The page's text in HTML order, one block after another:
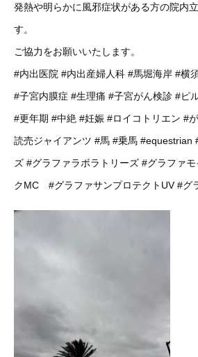
発熱や明らかに風邪症状がある方の院内
す。
ご協力をお願いいたします。
#内出医院 #内出産婦人科 #馬堀海岸 #横
#子宮内膜症 #生理痛 #子宮がん検診 #ピ
#更年期 #中絶 #妊娠 #ロイコトリエン #
読売ジャイアンツ #馬 #乗馬 #equestrian
ズ #グラファラボラトリーズ #グラファ
クMC
#グラファサンプロテクトUV #グ